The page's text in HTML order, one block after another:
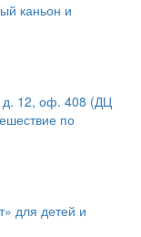
каньон и
по